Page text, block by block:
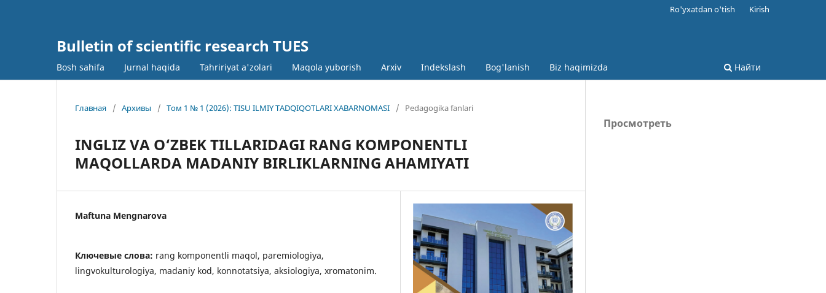
Bulletin of scientific research TUES
Bosh sahifa Jurnal haqida Tahririyat a'zolari Maqola yuborish Arxiv Indekslash Bog'lanish Biz haqimizda Найти
Ro'yxatdan o'tish Kirish
Главная / Архивы / Том 1 № 1 (2026): TISU ILMIY TADQIQOTLARI XABARNOMASI / Pedagogika fanlari
INGLIZ VA O‘ZBEK TILLARIDAGI RANG KOMPONENTLI
MAQOLLARDA MADANIY BIRLIKLARNING AHAMIYATI
Maftuna Mengnarova
Ключевые слова: rang komponentli maqol, paremiologiya,
lingvokulturologiya, madaniy kod, konnotatsiya, aksiologiya, xromatonim.
Просмотреть